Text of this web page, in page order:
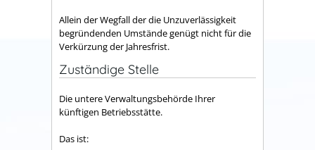
Allein der Wegfall der die Unzuverlässigkeit
begründenden Umstände genügt nicht für die
Verkürzung der Jahresfrist.
Zuständige Stelle
Die untere Verwaltungsbehörde Ihrer
künftigen Betriebsstätte.
Das ist: